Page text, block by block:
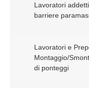
Lavoratori
barriere
Lavoratori e
Montaggio/
di ponteggi